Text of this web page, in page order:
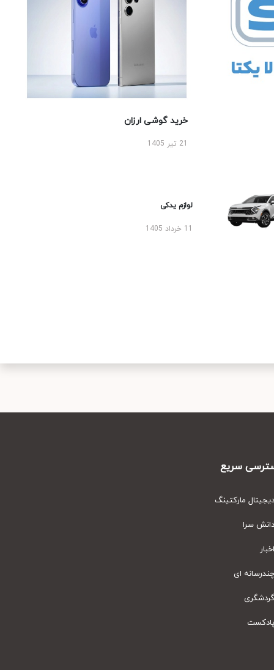
خرید گوشی ارزان
لوازم یدکی
سریع
مارکتینگ
سرا
ای